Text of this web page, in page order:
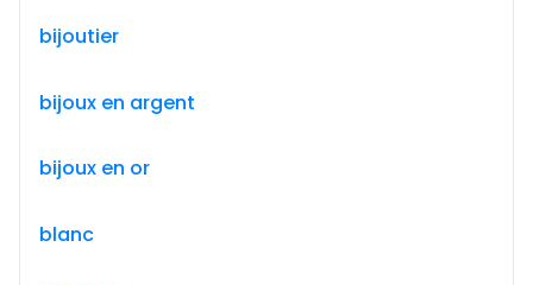
bijoutier
bijoux en argent
bijoux en or
blanc